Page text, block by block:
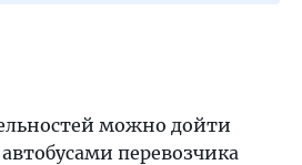
можно дойти
перевозчика